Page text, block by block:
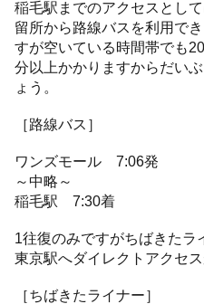
稲毛駅までのアクセスとし
留所から路線バスを利用で
すが空いている時間帯でも
分以上かかりますからだい
ょう。
［路線バス］
ワンズモール 7:06発
～中略～
稲毛駅 7:30着
1往復のみですがちばきたラ
東京駅へダイレクトアクセス
［ちばきたライナー］